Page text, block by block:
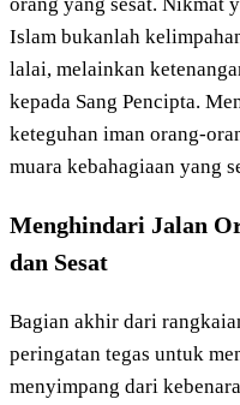
Islam bukanlah
lalai, melainkan
kepada Sang Pencipta.
keteguhan iman orang-
muara kebahagiaan yang
Menghindari Jalan
dan Sesat
Bagian akhir dari
peringatan tegas untuk
menyimpang dari